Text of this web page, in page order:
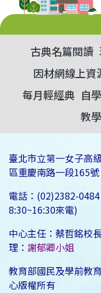
古典名篇閱讀
因材網線上資
每月輕經典 自
教
臺北市立第一女子高
區重慶南路一段165號
電話：(02)2382-
8:30~16:30來電)
中心主任：蔡哲銘
理： 謝郁卿小姐
教育部國民及學前教
心版權所有